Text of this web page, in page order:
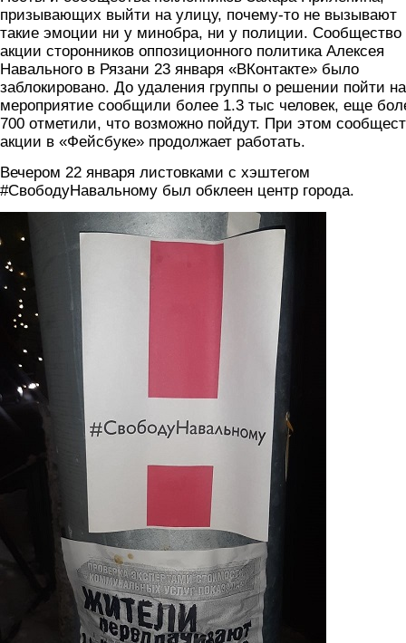
призывающих выйти на улицу, почему-то не вызывают
такие эмоции ни у минобра, ни у полиции. Сообщество
акции сторонников оппозиционного политика Алексея
Навального в Рязани 23 января «ВКонтакте» было
заблокировано. До удаления группы о решении пойти на
мероприятие сообщили более 1.3 тыс человек, еще
700 отметили, что возможно пойдут. При этом
акции в «Фейсбуке» продолжает работать.
Вечером 22 января листовками с хэштегом
#СвободуНавальному был обклеен центр города.
7mdpouxeh9g.jpg